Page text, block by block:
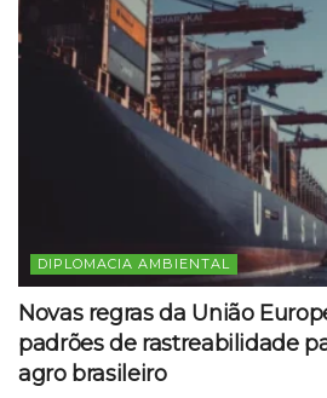
DIPLOMACIA AMBIENTAL
Novas regras da União
padrões de rastreabilidade
agro brasileiro